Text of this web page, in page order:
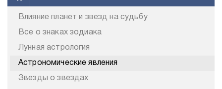
Влияние планет и звезд на судьбу
Все о знаках зодиака
Лунная астрология
Астрономические явления
Звезды о звездах